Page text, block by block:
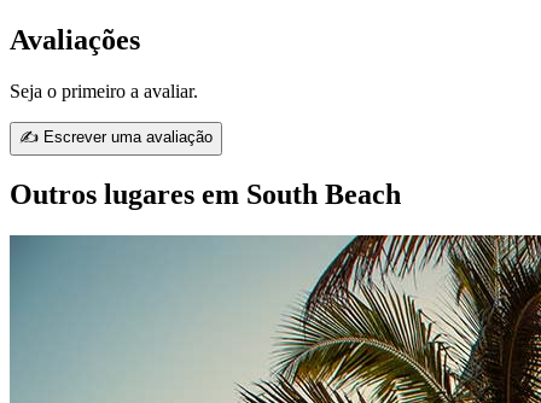
Avaliações
Seja o primeiro a avaliar.
✍ Escrever uma avaliação
Outros lugares em South Beach